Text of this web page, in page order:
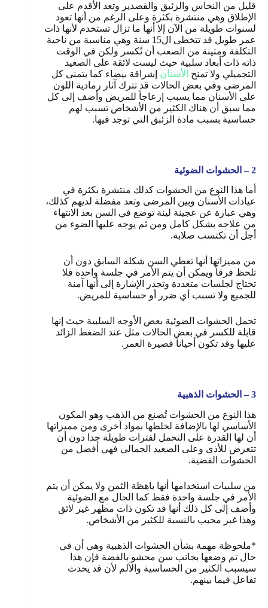
قليل من النحاس والزئبق والقصدير وتعد الأقدم على
الإطلاق وهي منتشرة بكثرة وعلى الرغم من أنها تعود
لسنوات طويلة من الآن إلا أنها ما تزال تستخدم لأنها ذات
عمر طويل قد تتخطى ال15 سنة وهي مناسبة من ناحية
التكلفة ومتينة من الصعب أن تُكسر ولكن في الوقت
ذاته ذات أبعاد سلبية حيث ليست لائقة على الصعيد
التجميلي ولا تمنح الأسنان إشراقة بيضاء كما يتمنى كل
المرضى وفي بعض الحالات قد تترك آثار رمادية اللون
على الأسنان مما يسبب إزعاجاً للمريض وأضف إلى كل
مما سبق أن هناك الكثير من الأشخاص تسبب لهم
حساسية بسبب مادة الزئبق التي توجد فيها.
2 – الحشوات الضوئية
أما هذا النوع من الحشوات كذلك منتشرة بكثرة في
عيادات الأسنان وبين المرضى وتعد مفضلة لديهم كذلك،
وهي عبارة عن عجينة لينة توضع في السن بعد الانتهاء
من علاجه بشكل كامل ومن ثم يوجه عليها الضوء من
أجل أن تكتسب صلابة.
من مميزاتها أنها تعطي السن شكله السابق دون أن
تلحظ فرقاً ويمكن أن يتم الأمر في جلسة واحدة فلا
تحتاج لجلسات متعددة وتجدر الإشارة إلى أنها آمنة
للجميع ولا تسبب أي ضرر أو حساسية للمريض.
تحمل الحشوات الضوئية بعض الأوجه السلبية حيث إنها
قابلة للكسر في بعض الحالات مثل عند الضغط الزائد
عليها وقد تكون أحياناً قصيرة العمر.
3 – الحشوات الذهبية
هذا النوع من الحشوات تُصنع من الذهب وهو المكون
الأساسي لها بالإضافة لخلطها بمواد أخرى ومن مميزاتها
أن لها القدرة على التحمل لفترات طويلة جدا دون أن
تتعرض للأذى وعلى الصعيد الجمالي فهي أفضل من
الحشوات الفضية.
من سلبيات استخدامها أنها باهظة الثمن ولا يمكن أن يتم
الأمر في جلسة واحدة فقط كما الحال مع الضوئية
وأضف إلى كل ذلك أنها قد تكون ذات مظهر غير لائق
وهذا غير محبب بالنسبة للكثير من الأشخاص.
*ملحوظة مهمة بشأن الحشوات الذهبية وهي أن في
حال تم وضعها بجانب سن محشو بالفضة فإن هذا
سيسبب الكثير من الحساسية والألم لأن قد يحدث
تفاعل فيما بينهم.